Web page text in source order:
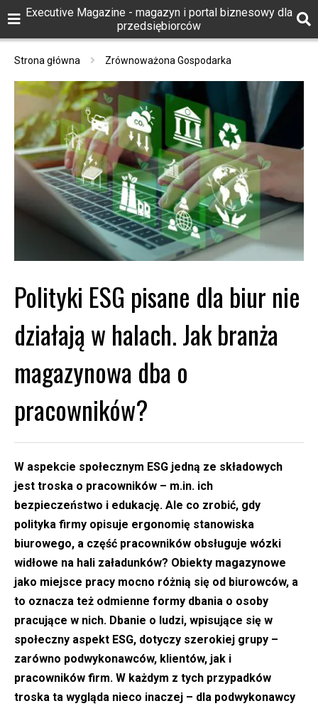
Executive Magazine - magazyn i portal biznesowy dla
przedsiębiorców
Strona główna Zrównoważona Gospodarka
Polityki ESG pisane dla biur nie
działają w halach. Jak branża
magazynowa dba o
pracowników?
W aspekcie społecznym ESG jedną ze składowych
jest troska o pracowników – m.in. ich
bezpieczeństwo i edukację. Ale co zrobić, gdy
polityka firmy opisuje ergonomię stanowiska
biurowego, a część pracowników obsługuje wózki
widłowe na hali załadunków? Obiekty magazynowe
jako miejsce pracy mocno różnią się od biurowców, a
to oznacza też odmienne formy dbania o osoby
pracujące w nich. Dbanie o ludzi, wpisujące się w
społeczny aspekt ESG, dotyczy szerokiej grupy –
zarówno podwykonawców, klientów, jak i
pracowników firm. W każdym z tych przypadków
troska ta wygląda nieco inaczej – dla podwykonawcy